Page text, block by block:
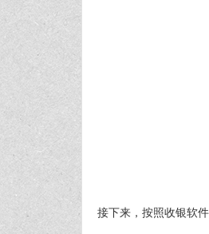
接下来，按照收银软